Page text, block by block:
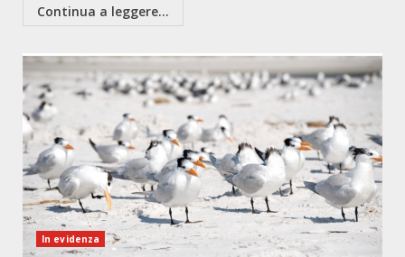
Continua a leggere...
In evidenza